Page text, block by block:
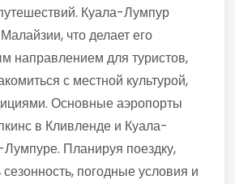
Куала-Лумпур
что делает его
направлением для туристов,
с местной культурой,
Основные аэропорты
в Кливленде и Куала-
Планируя поездку,
сезонность, погодные условия и